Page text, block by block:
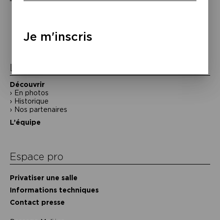
de
l’article
La Maison de la Poésie
Découvrir
En photos
Historique
Nos partenaires
L’équipe
Espace pro
Privatiser une salle
Informations techniques
Contact presse
Je m'inscris